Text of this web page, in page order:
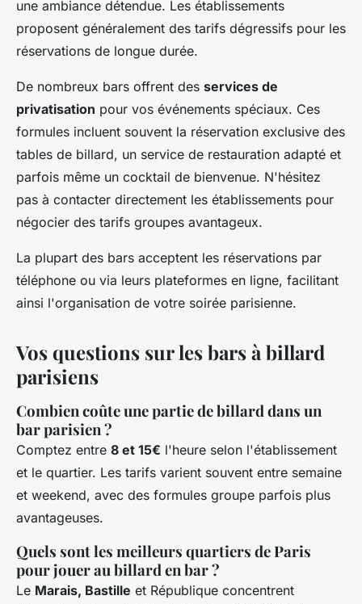
une ambiance détendue. Les établissements
proposent généralement des tarifs dégressifs pour les
réservations de longue durée.
De nombreux bars offrent des services de
privatisation pour vos événements spéciaux. Ces
formules incluent souvent la réservation exclusive des
tables de billard, un service de restauration adapté et
parfois même un cocktail de bienvenue. N'hésitez
pas à contacter directement les établissements pour
négocier des tarifs groupes avantageux.
La plupart des bars acceptent les réservations par
téléphone ou via leurs plateformes en ligne, facilitant
ainsi l'organisation de votre soirée parisienne.
Vos questions sur les bars à billard
parisiens
Combien coûte une partie de billard dans un
bar parisien ?
Comptez entre 8 et 15€ l'heure selon l'établissement
et le quartier. Les tarifs varient souvent entre semaine
et weekend, avec des formules groupe parfois plus
avantageuses.
Quels sont les meilleurs quartiers de Paris
pour jouer au billard en bar ?
Le Marais, Bastille et République concentrent